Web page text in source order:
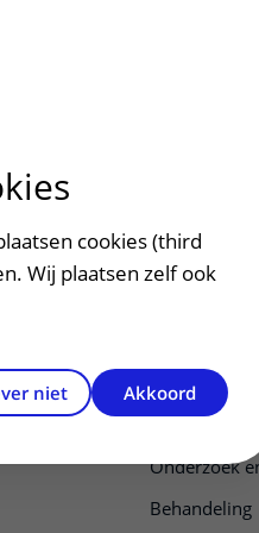
Onderzoek
Behandeling
cookies (third
Wij plaatsen zelf ook
niet Akkoord